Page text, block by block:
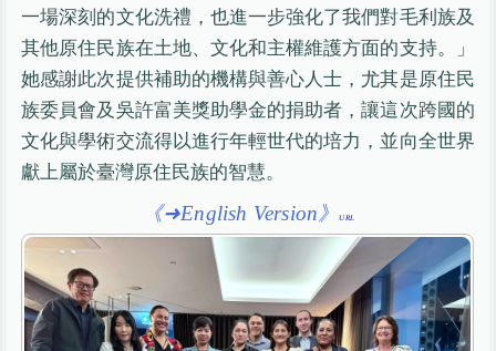
一場深刻的文化洗禮，也進一步強化了我們對毛利族及
其他原住民族在土地、文化和主權維護方面的支持。」
她感謝此次提供補助的機構與善心人士，尤其是原住民
族委員會及吳許富美獎助學金的捐助者，讓這次跨國的
文化與學術交流得以進行年輕世代的培力，並向全世界
獻上屬於臺灣原住民族的智慧。
《➜English Version》